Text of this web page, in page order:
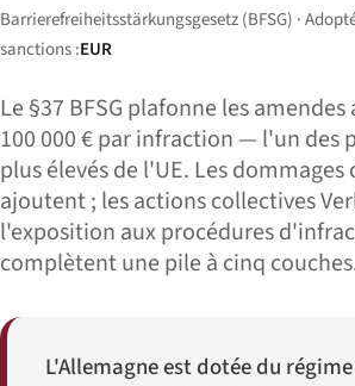
Barrierefreiheitsstärkungsgesetz (BFSG) ·
sanctions :EUR
Le §37 BFSG plafonne les
100 000 € par infraction — l'un des
plus élevés de l'UE. Les dommages
ajoutent ; les actions collectives
l'exposition aux procédures
complètent une pile à cinq
L'Allemagne est dotée du